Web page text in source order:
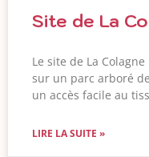
Site de La
Le site de La
sur un parc arboré
un accès facile au
LIRE LA SUITE »